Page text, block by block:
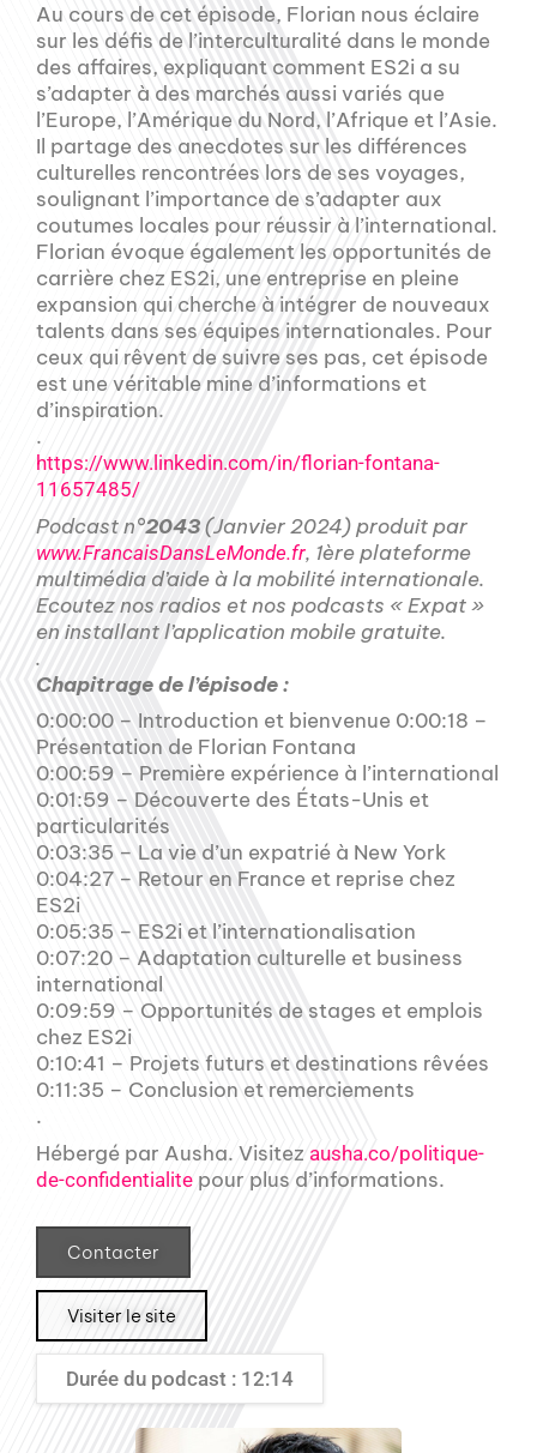
Au cours de cet épisode, Florian nous éclaire
sur les défis de l’interculturalité dans le monde
des affaires, expliquant comment ES2i a su
s’adapter à des marchés aussi variés que
l’Europe, l’Amérique du Nord, l’Afrique et l’Asie.
Il partage des anecdotes sur les différences
culturelles rencontrées lors de ses voyages,
soulignant l’importance de s’adapter aux
coutumes locales pour réussir à l’international.
Florian évoque également les opportunités de
carrière chez ES2i, une entreprise en pleine
expansion qui cherche à intégrer de nouveaux
talents dans ses équipes internationales. Pour
ceux qui rêvent de suivre ses pas, cet épisode
est une véritable mine d’informations et
d’inspiration.
.
https://www.linkedin.com/in/florian-fontana-
11657485/
Podcast n°2043(Janvier 2024) produit par
www.FrancaisDansLeMonde.fr, 1ère plateforme
multimédia d’aide à la mobilité internationale.
Ecoutez nos radios et nos podcasts « Expat »
en installant l’application mobile gratuite.
.
Chapitrage de l’épisode :
0:00:00 – Introduction et bienvenue 0:00:18 –
Présentation de Florian Fontana
0:00:59 – Première expérience à l’international
0:01:59 – Découverte des États-Unis et
particularités
0:03:35 – La vie d’un expatrié à New York
0:04:27 – Retour en France et reprise chez
ES2i
0:05:35 – ES2i et l’internationalisation
0:07:20 – Adaptation culturelle et business
international
0:09:59 – Opportunités de stages et emplois
chez ES2i
0:10:41 – Projets futurs et destinations rêvées
0:11:35 – Conclusion et remerciements
.
Hébergé par Ausha. Visitez ausha.co/politique-
de-confidentialite pour plus d’informations.
Contacter
Visiter le site
Durée du podcast : 12:14